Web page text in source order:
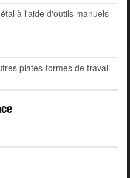
à l'aide d'outils manuels
plates-formes de travail